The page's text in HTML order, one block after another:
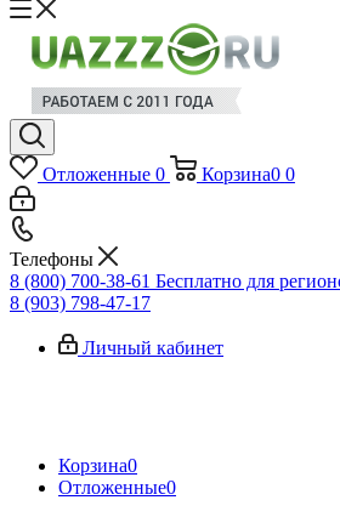
Отложенные 0 Корзина0 0
Телефоны
8 (800) 700-38-61 Бесплатно для
8 (903) 798-47-17
Личный кабинет
Корзина0
Отложенные0